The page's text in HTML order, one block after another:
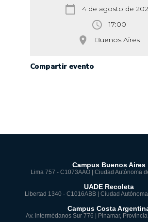
calendar_today 4 de agosto de
access_time 17:00
room Buenos Aires
Compartir evento
Campus Buenos Aires
Lima 757 - C1073AAO | Ciudad Autónoma
UADE Recoleta
Libertad 1340 - C1016ABB | Ciudad
Campus Costa
Av. Intermédanos Sur 776 | Pinamar,